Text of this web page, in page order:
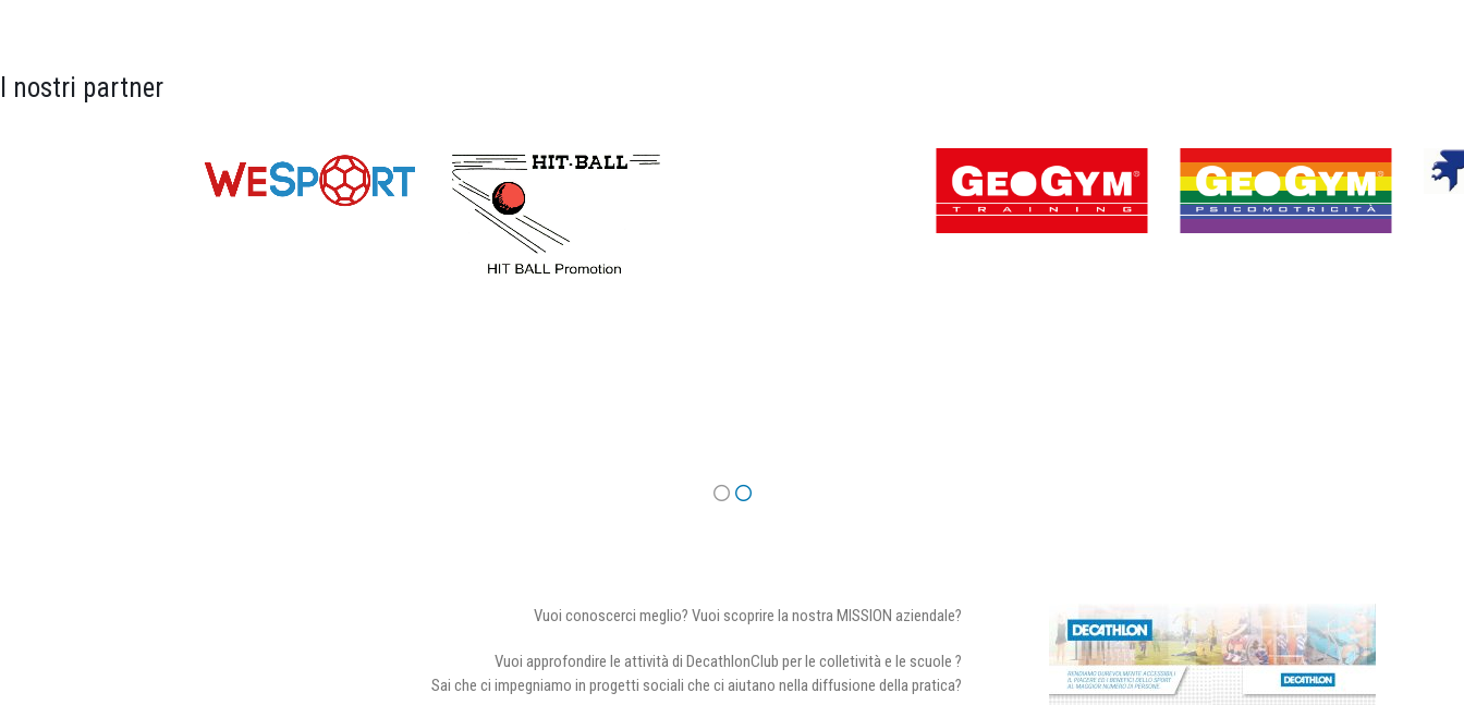
I nostri partner
Vuoi conoscerci meglio? Vuoi scoprire la nostra MISSION aziendale?
Vuoi approfondire le attività di DecathlonClub per le colletività e le scuole ?
Sai che ci impegniamo in progetti sociali che ci aiutano nella diffusione della pratica?